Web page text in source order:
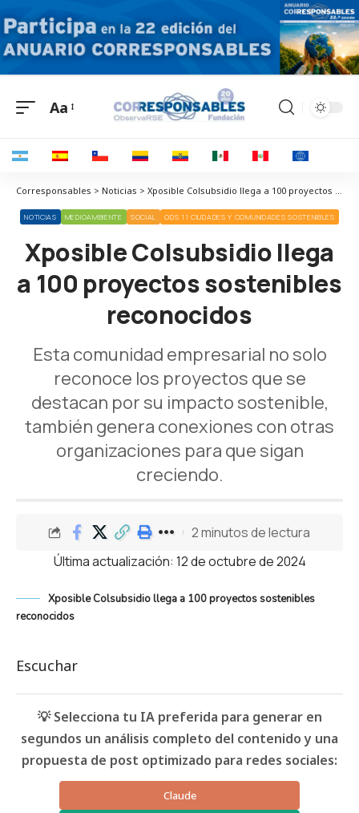
Aa
Corresponsables > Noticias > Xposible Colsubsidio llega a 100 proyectos sostenibles reconocidos
NOTICIAS MEDIOAMBIENTE SOCIAL ODS 11 CIUDADES Y COMUNIDADES SOSTENIBLES
Xposible Colsubsidio llega
a 100 proyectos sostenibles
reconocidos
Esta comunidad empresarial no solo
reconoce los proyectos que se
destacan por su impacto sostenible,
también genera conexiones con otras
organizaciones para que sigan
creciendo.
Última actualización: 12 de octubre de 2024
2 minutos de lectura
Xposible Colsubsidio llega a 100 proyectos sostenibles
reconocidos
Escuchar
💡 Selecciona tu IA preferida para generar en
segundos un análisis completo del contenido y una
propuesta de post optimizado para redes sociales:
Claude